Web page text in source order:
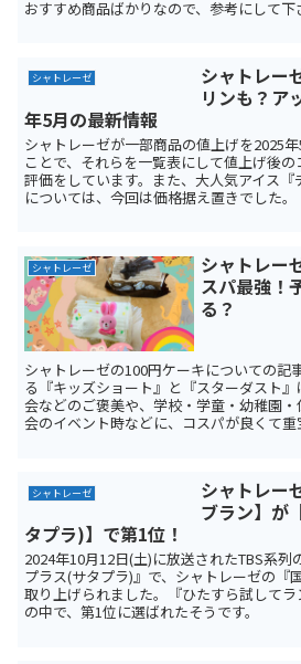
おすすめ商品ばかりなので、参考にして下
シャトレーゼ
シャトレー
リンも？ア
年5月の最新情報
シャトレーゼが一部商品の値上げを2025
ことで、それらを一覧表にして値上げ後
評価をしています。また、大人気アイス
については、今回は価格据え置きでした。
シャトレーゼ
シャトレー
スパ最強！
る？
シャトレーゼの100円ケーキについての記
る『キッズショート』と『スターダスト
会などのご褒美や、学校・学童・幼稚園
会のイベント時などに、コスパが良くて重
シャトレーゼ
シャトレー
ブラン】が
タプラ)】で第1位！
2024年10月12日(土)に放送されたTBS系
プラス(サタプラ)』で、シャトレーゼの『
取り上げられました。『ひたすら試して
の中で、第1位に選ばれたそうです。